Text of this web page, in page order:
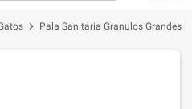
chevron_right Pala Sanitaria Granulos Grandes